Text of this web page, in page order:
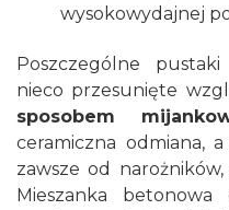
wysokowydajnej
Poszczególne
nieco przesunięte
sposobem
ceramiczna odmiana,
zawsze od
Mieszanka